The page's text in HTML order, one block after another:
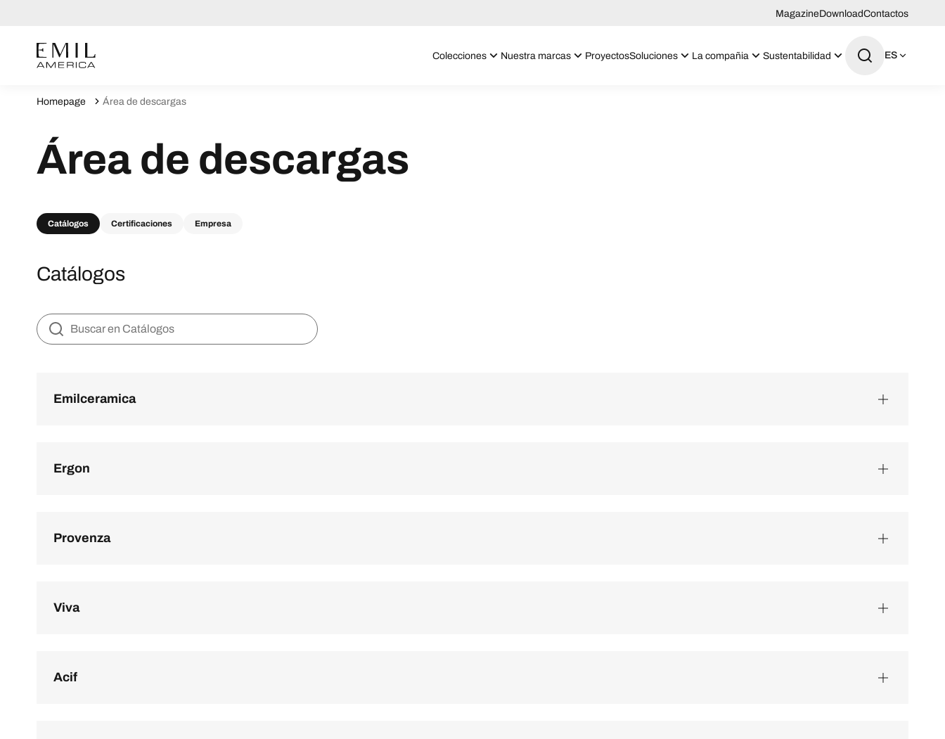
MagazineDownloadContactos
Colecciones Nuestra marcas ProyectosSoluciones La compañia Sustentabilidad ES
Homepage Área de descargas
Área de descargas
Catálogos Certificaciones Empresa
Catálogos
Emilceramica
Ergon
Provenza
Viva
Acif